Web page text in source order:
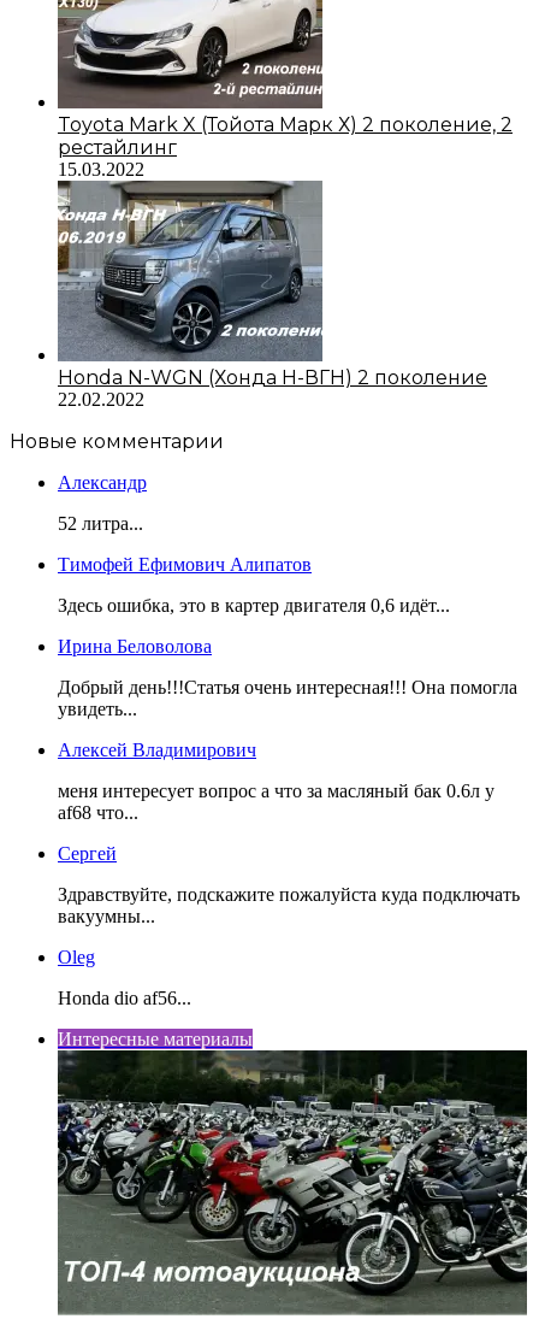
Toyota Mark X (Тойота Марк Х) 2 поколение, 2
рестайлинг
15.03.2022
Honda N-WGN (Хонда Н-ВГН) 2 поколение
22.02.2022
Новые комментарии
Александр
52 литра...
Тимофей Ефимович Алипатов
Здесь ошибка, это в картер двигателя 0,6 идёт...
Ирина Беловолова
Добрый день!!!Статья очень интересная!!! Она помогла
увидеть...
Алексей Владимирович
меня интересует вопрос а что за масляный бак 0.6л у
af68 что...
Сергей
Здравствуйте, подскажите пожалуйста куда подключать
вакуумны...
Oleg
Honda dio af56...
Интересные материалы